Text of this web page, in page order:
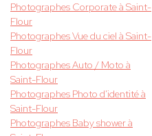
Photographes Corporate à Saint-
Flour
Photographes Vue du ciel à Saint-
Flour
Photographes Auto / Moto à
Saint-Flour
Photographes Photo d'identité à
Saint-Flour
Photographes Baby shower à